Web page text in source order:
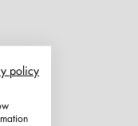
policy